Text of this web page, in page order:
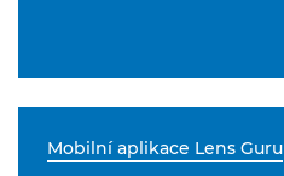
Mobilní aplikace Lens Guru